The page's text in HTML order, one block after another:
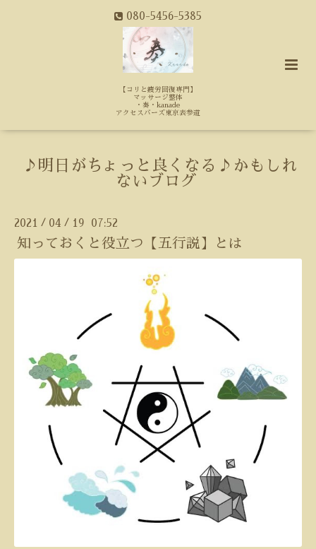
080-5456-5385
【コリと疲労回復専門】
マッサージ整体
・奏・kanade
アクセスバーズ東京表参道
♪明日がちょっと良くなる♪かもしれ
ないブログ
2021 / 04 / 19 07:52
知っておくと役立つ【五行説】とは